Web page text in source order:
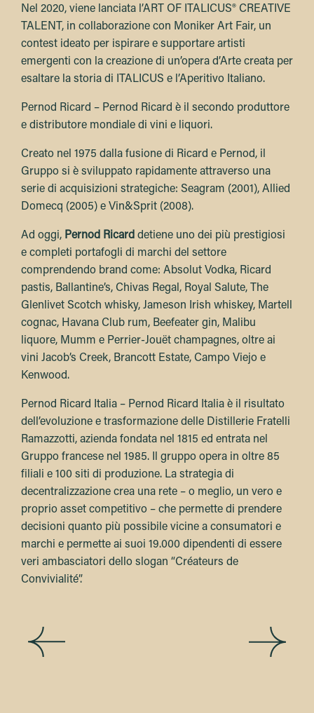
Nel 2020, viene lanciata l’ART OF ITALICUS® CREATIVE
TALENT, in collaborazione con Moniker Art Fair, un
contest ideato per ispirare e supportare artisti
emergenti con la creazione di un’opera d’Arte creata per
esaltare la storia di ITALICUS e l’Aperitivo Italiano.
Pernod Ricard – Pernod Ricard è il secondo produttore
e distributore mondiale di vini e liquori.
Creato nel 1975 dalla fusione di Ricard e Pernod, il
Gruppo si è sviluppato rapidamente attraverso una
serie di acquisizioni strategiche: Seagram (2001), Allied
Domecq (2005) e Vin&Sprit (2008).
Ad oggi, Pernod Ricard detiene uno dei più prestigiosi
e completi portafogli di marchi del settore
comprendendo brand come: Absolut Vodka, Ricard
pastis, Ballantine’s, Chivas Regal, Royal Salute, The
Glenlivet Scotch whisky, Jameson Irish whiskey, Martell
cognac, Havana Club rum, Beefeater gin, Malibu
liquore, Mumm e Perrier-Jouët champagnes, oltre ai
vini Jacob’s Creek, Brancott Estate, Campo Viejo e
Kenwood.
Pernod Ricard Italia – Pernod Ricard Italia è il risultato
dell’evoluzione e trasformazione delle Distillerie Fratelli
Ramazzotti, azienda fondata nel 1815 ed entrata nel
Gruppo francese nel 1985. Il gruppo opera in oltre 85
filiali e 100 siti di produzione. La strategia di
decentralizzazione crea una rete – o meglio, un vero e
proprio asset competitivo – che permette di prendere
decisioni quanto più possibile vicine a consumatori e
marchi e permette ai suoi 19.000 dipendenti di essere
veri ambasciatori dello slogan “Créateurs de
Convivialité”.